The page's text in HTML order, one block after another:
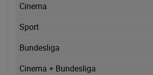
Cinema
Sport
Bundesliga
Cinema + Bundesliga